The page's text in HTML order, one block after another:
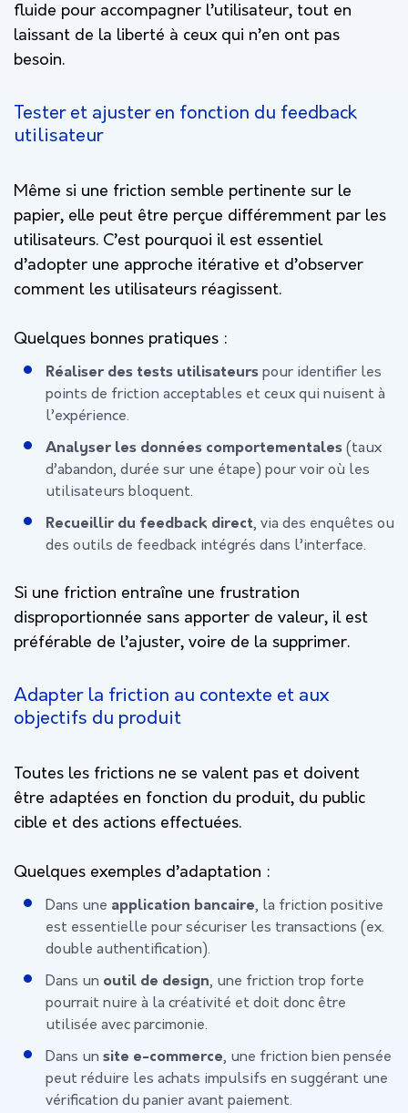
fluide pour accompagner l’utilisateur, tout en
laissant de la liberté à ceux qui n’en ont pas
besoin.
Tester et ajuster en fonction du feedback
utilisateur
Même si une friction semble pertinente sur le
papier, elle peut être perçue différemment par les
utilisateurs. C’est pourquoi il est essentiel
d’adopter une approche itérative et d’observer
comment les utilisateurs réagissent.
Quelques bonnes pratiques :
Réaliser des tests utilisateurs pour identifier les
points de friction acceptables et ceux qui nuisent à
l’expérience.
Analyser les données comportementales (taux
d’abandon, durée sur une étape) pour voir où les
utilisateurs bloquent.
Recueillir du feedback direct, via des enquêtes ou
des outils de feedback intégrés dans l’interface.
Si une friction entraîne une frustration
disproportionnée sans apporter de valeur, il est
préférable de l’ajuster, voire de la supprimer.
Adapter la friction au contexte et aux
objectifs du produit
Toutes les frictions ne se valent pas et doivent
être adaptées en fonction du produit, du public
cible et des actions effectuées.
Quelques exemples d’adaptation :
Dans une application bancaire, la friction positive
est essentielle pour sécuriser les transactions (ex.
double authentification).
Dans un outil de design, une friction trop forte
pourrait nuire à la créativité et doit donc être
utilisée avec parcimonie.
Dans un site e-commerce, une friction bien pensée
peut réduire les achats impulsifs en suggérant une
vérification du panier avant paiement.